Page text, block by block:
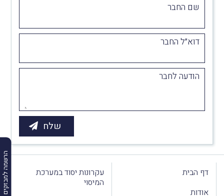
הרשמה למבזקים
שם החבר
דוא״ל החבר
הודעה לחבר
דף הבית
אודות
עקרונות יסוד במערכת
המיסוי